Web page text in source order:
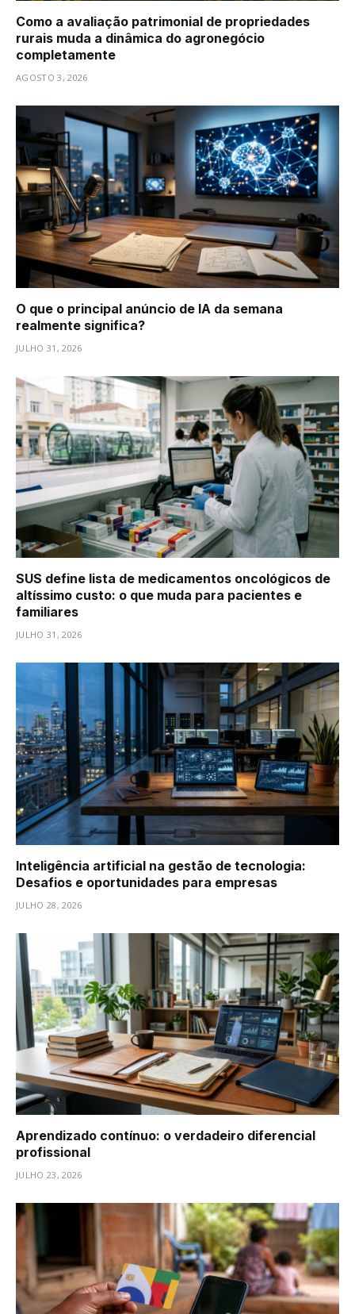
Como a avaliação patrimonial de propriedades
rurais muda a dinâmica do agronegócio
completamente
AGOSTO 3, 2026
O que o principal anúncio de IA da semana
realmente significa?
JULHO 31, 2026
SUS define lista de medicamentos oncológicos de
altíssimo custo: o que muda para pacientes e
familiares
JULHO 31, 2026
Inteligência artificial na gestão de tecnologia:
Desafios e oportunidades para empresas
JULHO 28, 2026
Aprendizado contínuo: o verdadeiro diferencial
profissional
JULHO 23, 2026